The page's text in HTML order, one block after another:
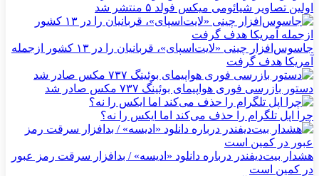
اولین تصاویر شیائومی میکس فولد ۵ منتشر شد
جاسوس‌افزار چینی «لایت‌اسپای»، قربانیان را در ۱۳ کشور ازجمله
آمریکا هدف گرفت
دستور بازرسی فوری هواپیمای بوئینگ ۷۳۷ مکس صادر شد
چرا اپل تلگرام را حذف می‌کند اما ایکس را نه؟
هشدار بیت‌دیفندر درباره دانلود «ادیسه» / بدافزار سرقت رمز عبور
در کمین است